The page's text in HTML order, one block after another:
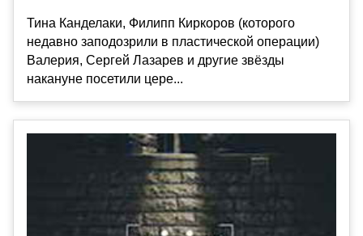
Тина Канделаки, Филипп Киркоров (которого
недавно заподозрили в пластической операции)
Валерия, Сергей Лазарев и другие звёзды
накануне посетили цере...